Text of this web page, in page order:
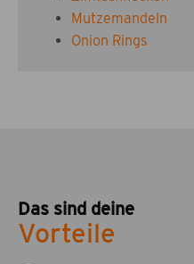
Mutzemandeln
Onion Rings
Das sind deine
Vorteile